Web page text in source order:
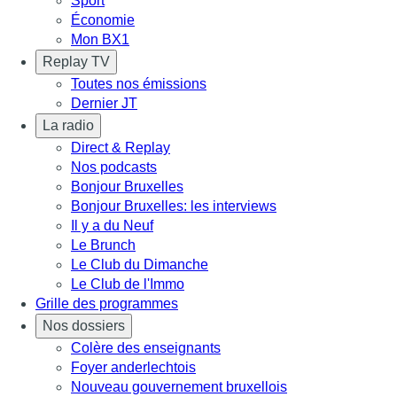
Économie
Mon BX1
Replay TV
Toutes nos émissions
Dernier JT
La radio
Direct & Replay
Nos podcasts
Bonjour Bruxelles
Bonjour Bruxelles: les interviews
Il y a du Neuf
Le Brunch
Le Club du Dimanche
Le Club de l'Immo
Grille des programmes
Nos dossiers
Colère des enseignants
Foyer anderlechtois
Nouveau gouvernement bruxellois